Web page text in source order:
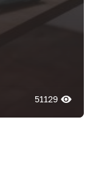
51129